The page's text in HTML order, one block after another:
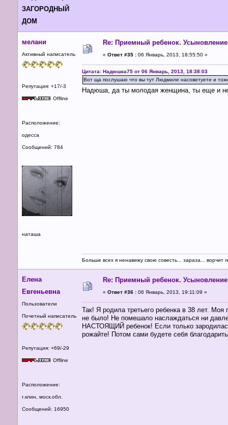
ЗАГОРОДНЫЙ
ДОМ
мелани
Активный написатель
Репутация: +17/-3
Offline
Расположение:
одесса
Сообщений: 784
наташа
Re: Приемный ребенок. Усыновление
« Ответ #35 : 06 Январь, 2013, 18:55:50 »
Цитата: Надюшка75 от 06 Январь, 2013, 18:38:03
Вот ща послушаю что вы тут Людмиле насоветуете и
Надюша, да ты молодая женщина, ты еще и
Больше всех я ненавижу свою совесть... зараза...
Елена
Евгеньевна
Пользователи
Почетный написатель
Репутация: +69/-29
Offline
Расположение:
г.клин, моск.обл.
Сообщений: 16950
Re: Приемный ребенок. Усыновление
« Ответ #36 : 06 Январь, 2013, 19:11:09 »
Так! Я родила третьего ребенка в 38 лет.
не было! Не помешало наслаждаться ни
НАСТОЯЩИЙ ребенок! Если только
рожайте! Потом сами будете себя